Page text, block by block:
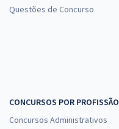
Questões de Concurso
CONCURSOS POR PROFISSÃO
Concursos Administrativos